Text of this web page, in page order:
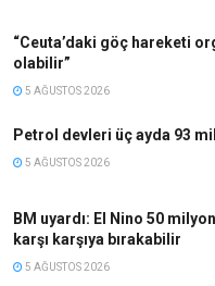
“Ceuta’daki göç hareketi
olabilir”
5 AĞUSTOS 2026
Petrol devleri üç ayda 93
5 AĞUSTOS 2026
BM uyardı: El Nino 50
karşı karşıya bırakabilir
5 AĞUSTOS 2026